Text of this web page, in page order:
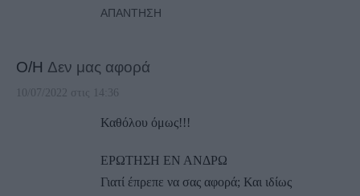
ΑΠΆΝΤΗΣΗ
Ο/Η Δεν μας αφορά
10/07/2022 στις 14:36
Καθόλου όμως!!!
ΕΡΩΤΗΣΗ ΕΝ ΑΝΔΡΩ
Γιατί έπρεπε να σας αφορά; Και ιδίως